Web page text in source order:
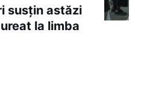
susțin astăzi
la limba